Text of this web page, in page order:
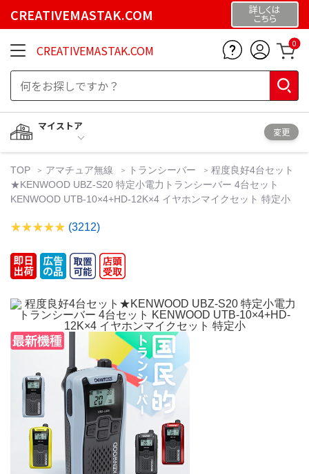
CREATIVEMASTAK.COM 詳しくは
こちら
CREATIVEMASTAK.COM 0
マイストア
変更
TOP アマチュア無線 トランシーバー
程度良好4台セット
★KENWOOD UBZ-S20 特定小電力トランシーバー 4台セット
KENWOOD UTB-10×4+HD-12K×4 イヤホンマイクセット 特定小
(3212)